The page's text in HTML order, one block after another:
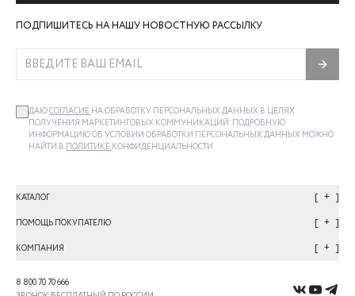
ПОДПИШИТЕСЬ НА НАШУ НОВОСТНУЮ РАССЫЛКУ
ДАЮСОГЛАСИЕ НА ОБРАБОТКУ ПЕРСОНАЛЬНЫХ ДАННЫХ В ЦЕЛЯХ
ПОЛУЧЕНИЯ МАРКЕТИНГОВЫХ КОММУНИКАЦИЙ. ПОДРОБНУЮ
ИНФОРМАЦИЮ ОБ УСЛОВИИ ОБРАБОТКИ ПЕРСОНАЛЬНЫХ ДАННЫХ МОЖНО
НАЙТИ В ПОЛИТИКЕ КОНФИДЕНЦИАЛЬНОСТИ
КАТАЛОГ +
ПОМОЩЬ ПОКУПАТЕЛЮ +
КОМПАНИЯ +
8 800 70 70 666